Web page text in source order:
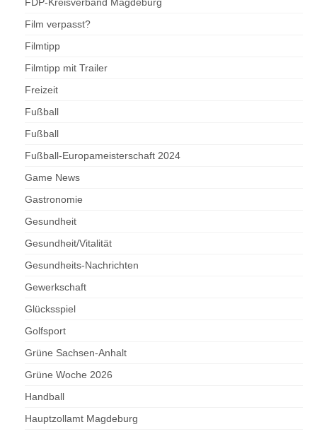
Film verpasst?
Filmtipp
Filmtipp mit Trailer
Freizeit
Fußball
Fußball
Fußball-Europameisterschaft 2024
Game News
Gastronomie
Gesundheit
Gesundheit/Vitalität
Gesundheits-Nachrichten
Gewerkschaft
Glücksspiel
Golfsport
Grüne Sachsen-Anhalt
Grüne Woche 2026
Handball
Hauptzollamt Magdeburg